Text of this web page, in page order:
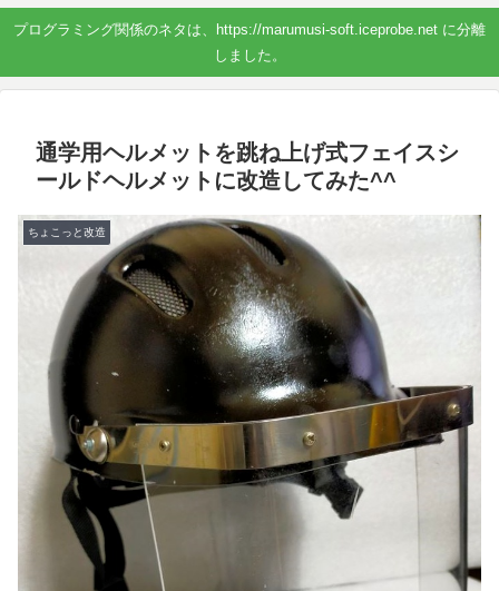
プログラミング関係のネタは、https://marumusi-soft.iceprobe.net に分離
しました。
通学用ヘルメットを跳ね上げ式フェイスシ
ールドヘルメットに改造してみた^^
ちょこっと改造